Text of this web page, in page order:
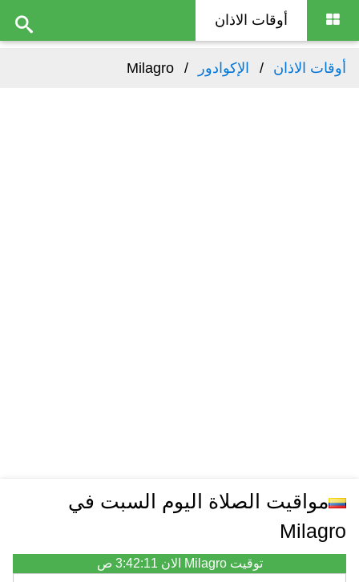
أوقات الاذان
أوقات الاذان الإكوادور Milagro
مواقيت الصلاة اليوم السبت في
Milagro
توقيت Milagro الان
3:42:11 ص